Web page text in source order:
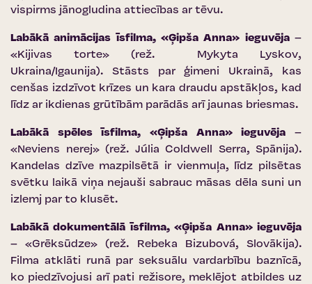
vispirms jānogludina attiecības ar tēvu.
Labākā animācijas īsfilma, «Ģipša Anna» ieguvēja –
«Kijivas torte» (rež. Mykyta Lyskov,
Ukraina/Igaunija). Stāsts par ģimeni Ukrainā, kas
cenšas izdzīvot krīzes un kara draudu apstākļos, kad
līdz ar ikdienas grūtībām parādās arī jaunas briesmas.
Labākā spēles īsfilma, «Ģipša Anna» ieguvēja –
«Neviens nerej» (rež. Júlia Coldwell Serra, Spānija).
Kandelas dzīve mazpilsētā ir vienmuļa, līdz pilsētas
svētku laikā viņa nejauši sabrauc māsas dēla suni un
izlemj par to klusēt.
Labākā dokumentālā īsfilma, «Ģipša Anna» ieguvēja
– «Grēksūdze» (rež. Rebeka Bizubová, Slovākija).
Filma atklāti runā par seksuālu vardarbību baznīcā,
ko piedzīvojusi arī pati režisore, meklējot atbildes uz